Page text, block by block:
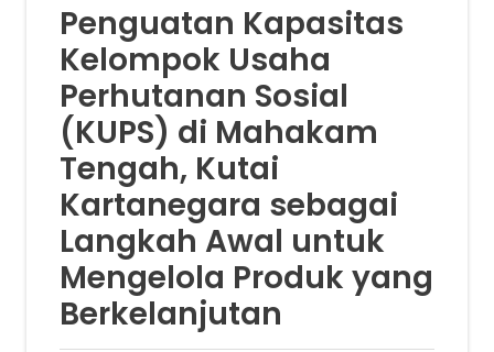
Penguatan Kapasitas
Kelompok Usaha
Perhutanan Sosial
(KUPS) di Mahakam
Tengah, Kutai
Kartanegara sebagai
Langkah Awal untuk
Mengelola Produk yang
Berkelanjutan